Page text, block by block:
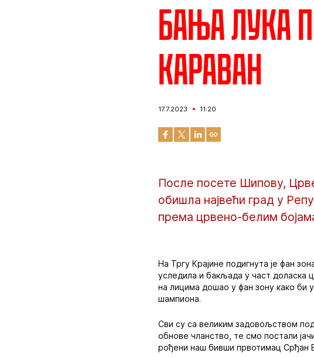
Бања Лука
караван
17.7.2023 11:20
После посете Шипову,
обишла највећи град у
према црвено-белим
На Тргу Крајине подигнута је фан
уследила и бакљада у част доласка
на лицима дошао у фан зону како би
шампиона.
Сви су са великим задовољством
обнове чланство, те смо постали
рођени наш бивши првотимац Срђан